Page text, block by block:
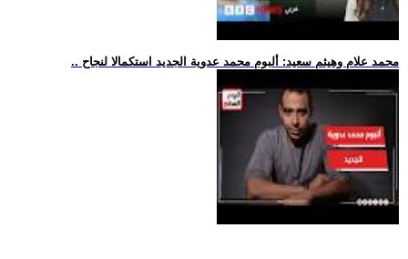
.. محمد علام وهيثم سعيد: ألبوم محمد عدوية الجديد استكمالا لنجاح